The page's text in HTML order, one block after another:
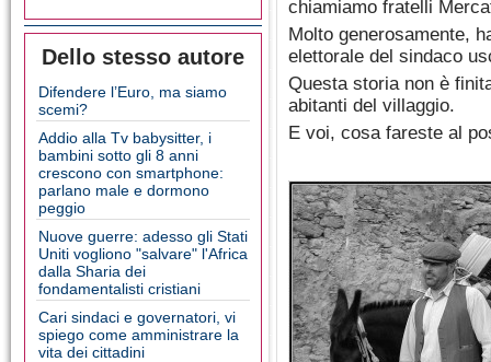
Dello stesso autore
Difendere l’Euro, ma siamo
scemi?
Addio alla Tv babysitter, i
bambini sotto gli 8 anni
crescono con smartphone:
parlano male e dormono
peggio
Nuove guerre: adesso gli Stati
Uniti vogliono "salvare" l'Africa
dalla Sharia dei
fondamentalisti cristiani
Cari sindaci e governatori, vi
spiego come amministrare la
vita dei cittadini
chiamiamo fratelli
Molto generosamente,
elettorale del sindaco
Questa storia non è
abitanti del villaggio.
E voi, cosa fareste al